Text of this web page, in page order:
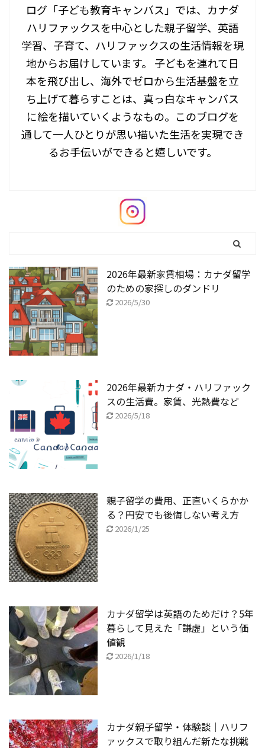
ログ「子ども教育キャンバス」では、カナダ
ハリファックスを中心とした親子留学、英語
学習、子育て、ハリファックスの生活情報を現
地からお届けしています。 子どもを連れて日
本を飛び出し、海外でゼロから生活基盤を立
ち上げて暮らすことは、真っ白なキャンバス
に絵を描いていくようなもの。このブログを
通して一人ひとりが思い描いた生活を実現でき
るお手伝いができると嬉しいです。
2026年最新家賃相場：カナダ留学
のための家探しのダンドリ
2026/5/30
2026年最新カナダ・ハリファック
スの生活費。家賃、光熱費など
2026/5/18
親子留学の費用、正直いくらかか
る？円安でも後悔しない考え方
2026/1/25
カナダ留学は英語のためだけ？5年
暮らして見えた「謙虚」という価
値観
2026/1/18
カナダ親子留学・体験談｜ハリフ
ァックスで取り組んだ新たな挑戦